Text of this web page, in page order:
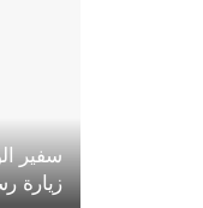
سفير
زيارة